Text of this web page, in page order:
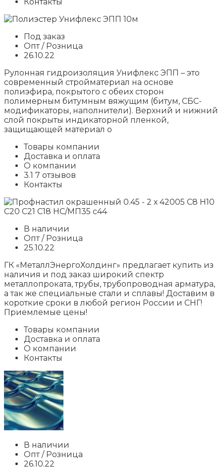
Под заказ
Опт / Розница
26.10.22
Рулонная гидроизоляция Унифлекс ЭПП – это
современный стройматериал на основе
полиэфира, покрытого с обеих сторон
полимерным битумным вяжущим (битум, СБС-
модификаторы, наполнители). Верхний и нижний
слой покрыты индикаторной пленкой,
защищающей материал о
Товары компании
Доставка и оплата
О компании
3.1 7 отзывов
Контакты
В наличии
Опт / Розница
25.10.22
ГК «МеталлЭнергоХолдинг» предлагает купить из
наличия и под заказ широкий спектр
металлопроката, трубы, трубопроводная арматура,
а так же специальные стали и сплавы! Доставим в
короткие сроки в любой регион России и СНГ!
Приемлемые цены!
Товары компании
Доставка и оплата
О компании
Контакты
В наличии
Опт / Розница
26.10.22